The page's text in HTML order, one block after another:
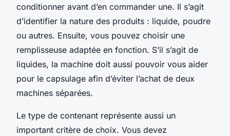
conditionner avant d’en commander une. Il s’agit
d’identifier la nature des produits : liquide, poudre
ou autres. Ensuite, vous pouvez choisir une
remplisseuse adaptée en fonction. S’il s’agit de
liquides, la machine doit aussi pouvoir vous aider
pour le capsulage afin d’éviter l’achat de deux
machines séparées.
Le type de contenant représente aussi un
important critère de choix. Vous devez